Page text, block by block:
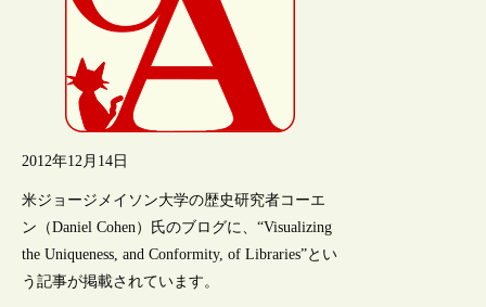
2012年12月14日
米ジョージメイソン大学の歴史研究者コーエ
ン（Daniel Cohen）氏のブログに、“Visualizing
the Uniqueness, and Conformity, of Libraries”とい
う記事が掲載されています。